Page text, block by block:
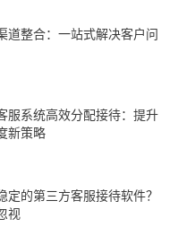
道整合：一站式解决客户问
服系统高效分配接待：提升
新策略
定的第三方客服接待软件？
视